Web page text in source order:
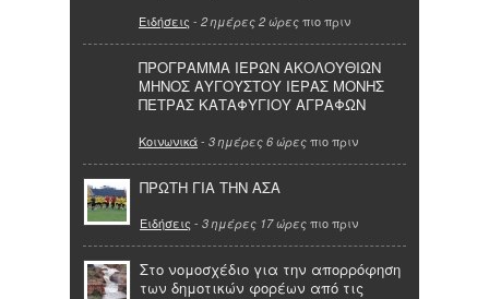
Ειδήσεις - 2 ημέρες 2 ώρες πιο πριν
ΠΡΟΓΡΑΜΜΑ ΙΕΡΩΝ ΑΚΟΛΟΥΘΙΩΝ
ΜΗΝΟΣ ΑΥΓΟΥΣΤΟΥ ΙΕΡΑΣ ΜΟΝΗΣ
ΠΕΤΡΑΣ ΚΑΤΑΦΥΓΙΟΥ ΑΓΡΑΦΩΝ
Κοινωνικά- 3 ημέρες 6 ώρες πιο πριν
ΠΡΩΤΗ ΓΙΑ ΤΗΝ ΑΣΑ
Ειδήσεις - 3 ημέρες 17 ώρες πιο πριν
Στο νομοσχέδιο για την απορρόφηση
των δημοτικών φορέων από τις